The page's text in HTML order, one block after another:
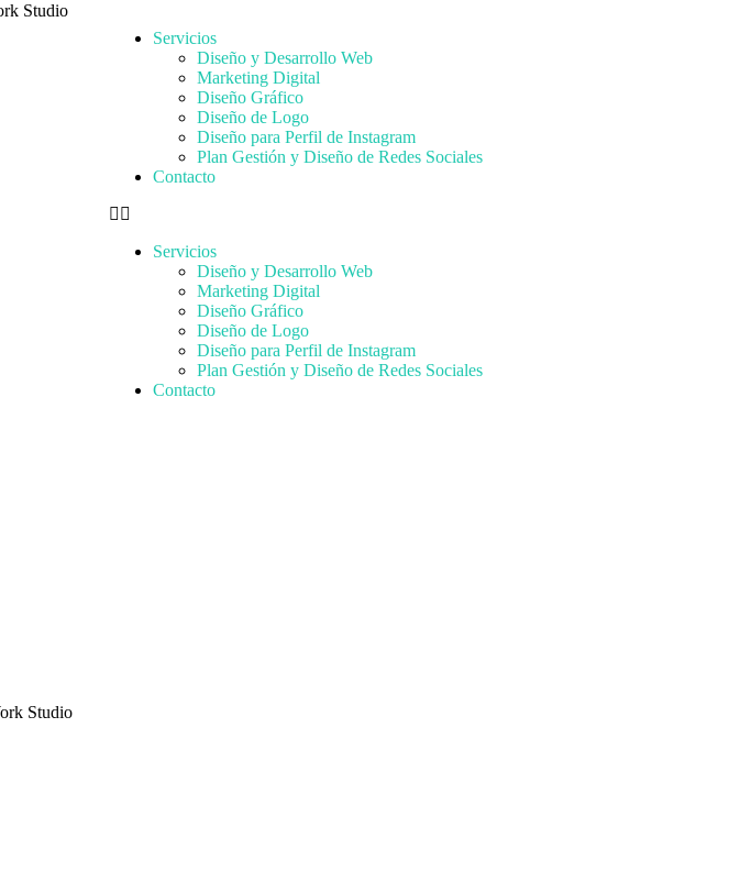
Servicios
Diseño y Desarrollo Web
Marketing Digital
Diseño Gráfico
Diseño de Logo
Diseño para Perfil de Instagram
Plan Gestión y Diseño de Redes Sociales
Contacto
Servicios
Diseño y Desarrollo Web
Marketing Digital
Diseño Gráfico
Diseño de Logo
Diseño para Perfil de Instagram
Plan Gestión y Diseño de Redes Sociales
Contacto